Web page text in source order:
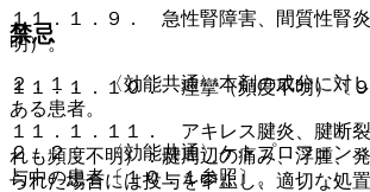
禁忌
２．１． 〈効能共通〉本剤の成分に対
ある患者。
２．２． 〈効能共通〉ケトプロフェン
与中の患者〔１０．１参照〕。
１１．１．９． 急性腎障害、間質性腎
明）。
１１．１．１０． 痙攣（頻度不明）〔
１１．１．１１． アキレス腱炎、腱断
れも頻度不明）：腱周辺の痛み、浮腫、
られた場合には投与を中止し、適切な処